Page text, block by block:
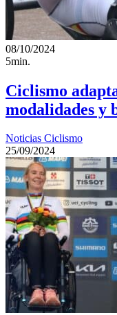
08/10/2024
5min.
Ciclismo
modalidades y
Noticias Ciclismo
25/09/2024